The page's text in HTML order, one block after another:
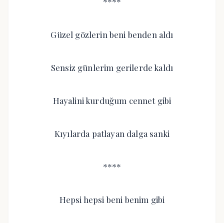
Güzel gözlerin beni benden aldı
Sensiz günlerim gerilerde kaldı
Hayalini kurduğum cennet gibi
Kıyılarda patlayan dalga sanki
****
Hepsi hepsi beni benim gibi